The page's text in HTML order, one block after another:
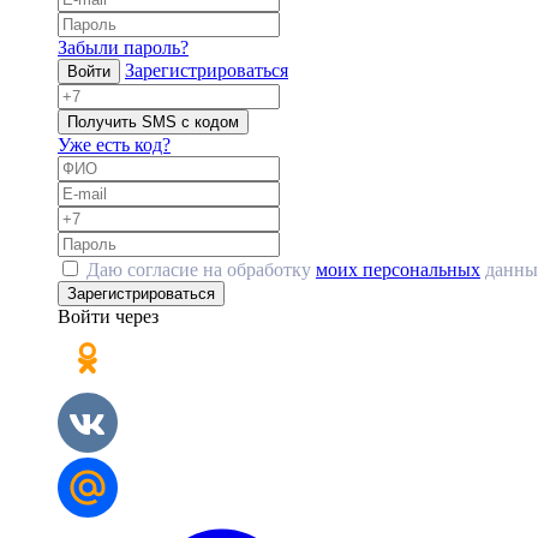
Забыли пароль?
Войти Зарегистрироваться
Получить SMS с кодом
Уже есть код?
Даю согласие на обработку моих персональных
Зарегистрироваться
Войти через